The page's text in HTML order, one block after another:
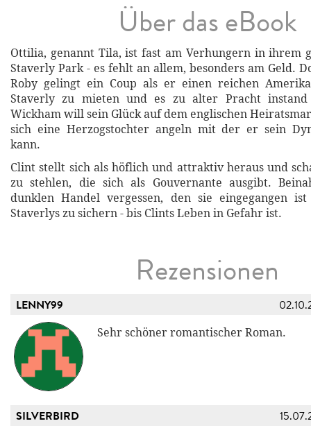
Über das eBook
Ottilia, genannt Tila, ist fast am Verhungern in ihrem
Staverly Park - es fehlt an allem, besonders am Geld.
Roby gelingt ein Coup als er einen reichen
Staverly zu mieten und es zu alter Pracht
Wickham will sein Glück auf dem englischen
sich eine Herzogstochter angeln mit der er sein
kann.
Clint stellt sich als höflich und attraktiv heraus und
zu stehlen, die sich als Gouvernante ausgibt.
dunklen Handel vergessen, den sie eingegangen
Staverlys zu sichern - bis Clints Leben in Gefahr ist.
Rezensionen
LENNY99
Sehr schöner romantischer Roman.
SILVERBIRD